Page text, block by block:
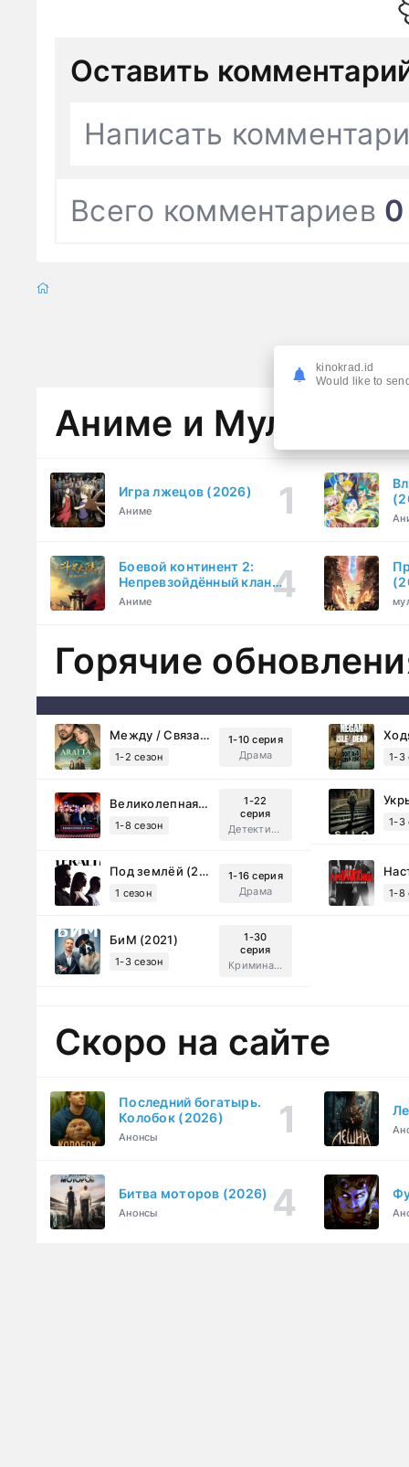
Оставить
Написать
Всего комментариев 0
Аниме и
Игра лжецов (2026)
Аниме
Боевой континент 2:
Непревзойдённый клан
Тан (2023)
Аниме
Горячие
Между / Связанные судьбой (2025)
1-2 сезон
1-10 серия
Драма
1-3
Великолепная Пятерка (2019)
1-8 сезон
1-22
серия
Детектив, Русский
1-3
Под землёй (2026)
1 сезон
1-16 серия
Драма
1-8
БиМ (2021)
1-3 сезон
1-30
серия
Криминал, Комедия
Скоро на сайте
Последний богатырь.
Колобок (2026)
Анонсы
Битва моторов (2026)
Анонсы
kinokrad.id
Would like to